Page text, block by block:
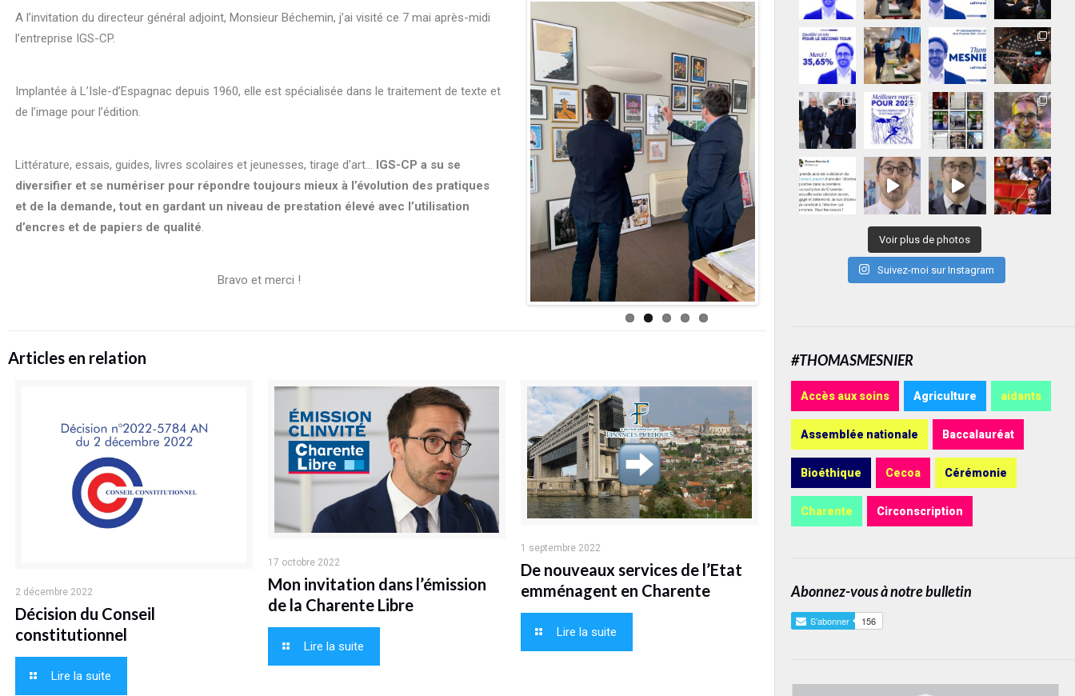
A l’invitation du directeur général adjoint, Monsieur Béchemin, j’ai visité ce 7 mai après-midi
l’entreprise IGS-CP.
Implantée à L’Isle-d’Espagnac depuis 1960, elle est spécialisée dans le traitement de texte et
de l’image pour l’édition.
Littérature, essais, guides, livres scolaires et jeunesses, tirage d’art… IGS-CP a su se
diversifier et se numériser pour répondre toujours mieux à l’évolution des pratiques
et de la demande, tout en gardant un niveau de prestation élevé avec l’utilisation
d’encres et de papiers de qualité.
Bravo et merci !
Articles en relation
2 décembre 2022
Décision du Conseil
constitutionnel
Lire la suite
17 octobre 2022
Mon invitation dans l’émission
de la Charente Libre
Lire la suite
1 septembre 2022
De nouveaux services de l’Etat
emménagent en Charente
Lire la suite
Voir plus de photos
Suivez-moi sur Instagram
#THOMASMESNIER
Accès aux soins Agriculture aidants
Assemblée nationale Baccalauréat
Bioéthique Cecoa Cérémonie
Charente Circonscription
Abonnez-vous à notre bulletin